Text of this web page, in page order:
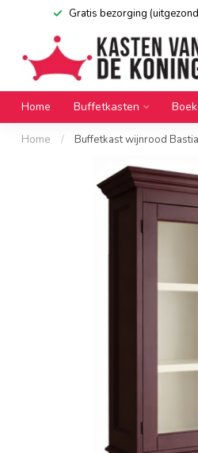
Gratis bezorging
Home Buffetkasten
Home / Buffetkast wijnrood